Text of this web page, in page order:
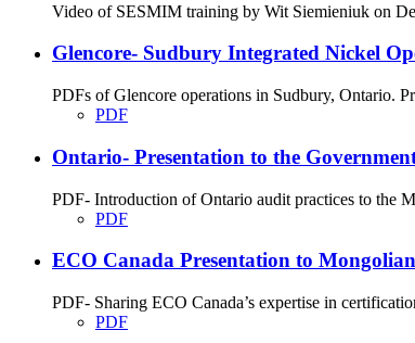
Video of SESMIM training by Wit Siemieniuk on
Glencore- Sudbury Integrated Nickel
PDFs of Glencore operations in Sudbury, Ontario.
PDF
Ontario- Presentation to the
PDF- Introduction of Ontario audit practices to the
PDF
ECO Canada Presentation to
PDF- Sharing ECO Canada’s expertise in
PDF